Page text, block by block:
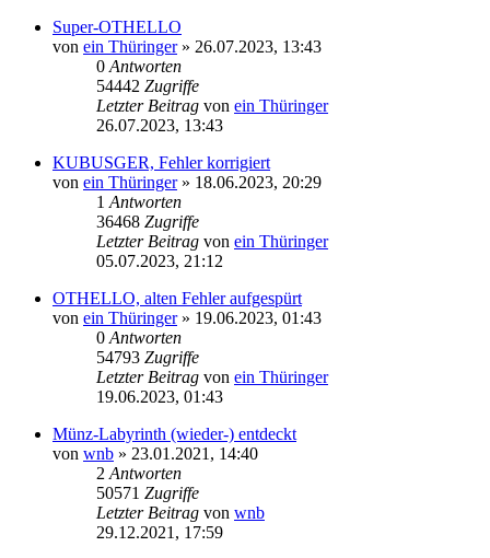
Super-OTHELLO
von ein Thüringer» 26.07.2023, 13:43
0 Antworten
54442 Zugriffe
Letzter Beitrag von ein Thüringer
26.07.2023, 13:43
KUBUSGER, Fehler korrigiert
von ein Thüringer» 18.06.2023, 20:29
1 Antworten
36468 Zugriffe
Letzter Beitrag von ein Thüringer
05.07.2023, 21:12
OTHELLO, alten Fehler aufgespürt
von ein Thüringer» 19.06.2023, 01:43
0 Antworten
54793 Zugriffe
Letzter Beitrag von ein Thüringer
19.06.2023, 01:43
Münz-Labyrinth (wieder-) entdeckt
von wnb » 23.01.2021, 14:40
2 Antworten
50571 Zugriffe
Letzter Beitrag von wnb
29.12.2021, 17:59